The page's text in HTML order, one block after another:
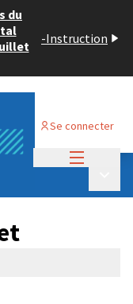
du
-Instruction
Se connecter